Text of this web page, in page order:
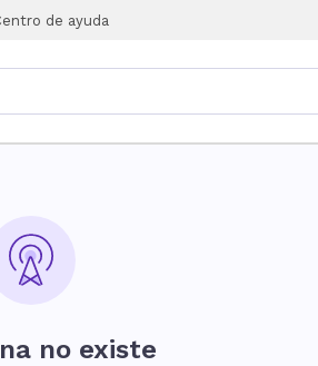
de ayuda
no existe